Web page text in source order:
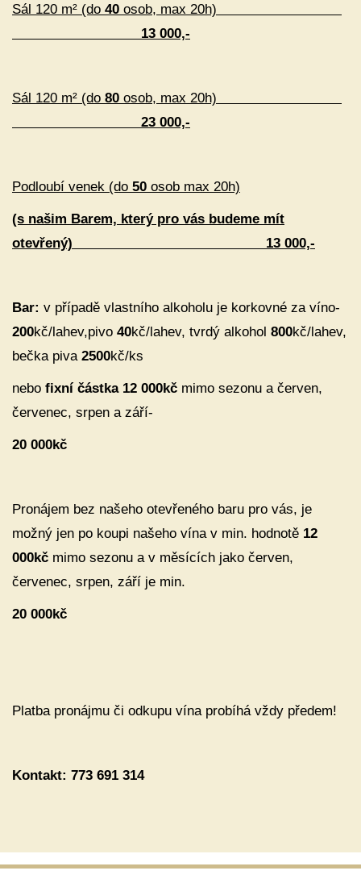
Sál 120 m² (do 40 osob, max 20h)
13 000,-
Sál 120 m² (do 80 osob, max 20h)
23 000,-
Podloubí venek (do 50 osob max 20h)
(s našim Barem, který pro vás budeme mít
otevřený) 13 000,-
Bar: v případě vlastního alkoholu je korkovné za víno-
200kč/lahev,pivo 40kč/lahev, tvrdý alkohol 800kč/lahev,
bečka piva 2500kč/ks
nebo fixní částka 12 000kč mimo sezonu a červen,
červenec, srpen a září-
20 000kč
Pronájem bez našeho otevřeného baru pro vás, je
možný jen po koupi našeho vína v min. hodnotě 12
000kč mimo sezonu a v měsících jako červen,
červenec, srpen, září je min.
20 000kč
Platba pronájmu či odkupu vína probíhá vždy předem!
Kontakt: 773 691 314